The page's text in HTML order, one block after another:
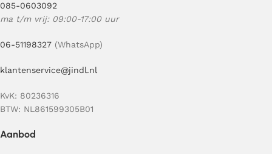
085-0603092
ma t/m vrij: 09:00-17:00 uur
06-51198327 (WhatsApp)
klantenservice@jindl.nl
KvK: 80236316
BTW: NL861599305B01
Aanbod